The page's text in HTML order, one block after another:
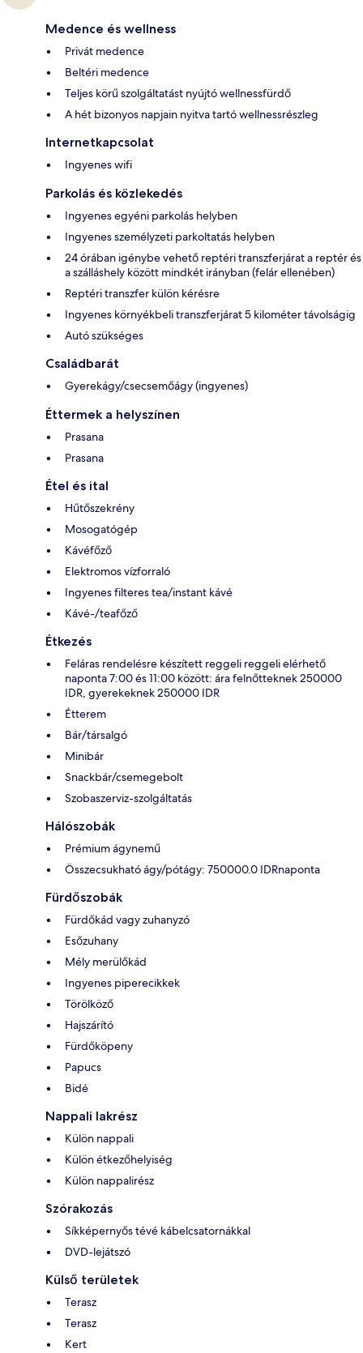
Medence és wellness
Privát medence
Beltéri medence
Teljes körű szolgáltatást nyújtó wellnessfürdő
A hét bizonyos napjain nyitva tartó wellnessrészleg
Internetkapcsolat
Ingyenes wifi
Parkolás és közlekedés
Ingyenes egyéni parkolás helyben
Ingyenes személyzeti parkoltatás helyben
24 órában igénybe vehető reptéri transzferjárat a reptér és
a szálláshely között mindkét irányban (felár ellenében)
Reptéri transzfer külön kérésre
Ingyenes környékbeli transzferjárat 5 kilométer távolságig
Autó szükséges
Családbarát
Gyerekágy/csecsemőágy (ingyenes)
Éttermek a helyszínen
Prasana
Prasana
Étel és ital
Hűtőszekrény
Mosogatógép
Kávéfőző
Elektromos vízforraló
Ingyenes filteres tea/instant kávé
Kávé-/teafőző
Étkezés
Feláras rendelésre készített reggeli reggeli elérhető
naponta 7:00 és 11:00 között: ára felnőtteknek 250000
IDR, gyerekeknek 250000 IDR
Étterem
Bár/társalgó
Minibár
Snackbár/csemegebolt
Szobaszerviz-szolgáltatás
Hálószobák
Prémium ágynemű
Összecsukható ágy/pótágy: 750000.0 IDRnaponta
Fürdőszobák
Fürdőkád vagy zuhanyzó
Esőzuhany
Mély merülőkád
Ingyenes piperecikkek
Törölköző
Hajszárító
Fürdőköpeny
Papucs
Bidé
Nappali lakrész
Külön nappali
Külön étkezőhelyiség
Külön nappalirész
Szórakozás
Síkképernyős tévé kábelcsatornákkal
DVD-lejátszó
Külső területek
Terasz
Terasz
Kert